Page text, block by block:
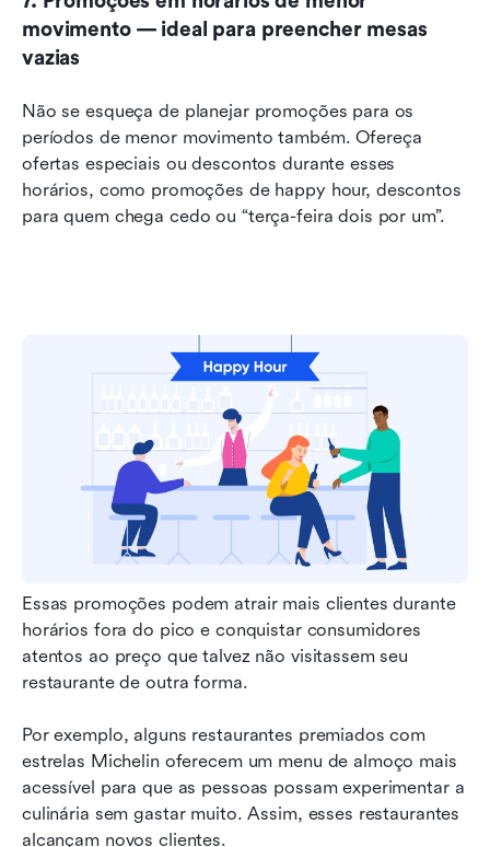
movimento — ideal para preencher mesas
vazias
Não se esqueça de planejar promoções para os
períodos de menor movimento também. Ofereça
ofertas especiais ou descontos durante esses
horários, como promoções de happy hour, descontos
para quem chega cedo ou “terça-feira dois por um”.
Essas promoções podem atrair mais clientes durante
horários fora do pico e conquistar consumidores
atentos ao preço que talvez não visitassem seu
restaurante de outra forma.
Por exemplo, alguns restaurantes premiados com
estrelas Michelin oferecem um menu de almoço mais
acessível para que as pessoas possam experimentar a
culinária sem gastar muito. Assim, esses restaurantes
alcançam novos clientes.